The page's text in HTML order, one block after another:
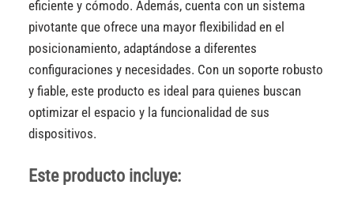
eficiente y cómodo. Además, cuenta con un sistema
pivotante que ofrece una mayor flexibilidad en el
posicionamiento, adaptándose a diferentes
configuraciones y necesidades. Con un soporte robusto
y fiable, este producto es ideal para quienes buscan
optimizar el espacio y la funcionalidad de sus
dispositivos.
Este producto incluye: